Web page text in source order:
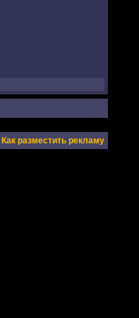
Как разместить рекламу